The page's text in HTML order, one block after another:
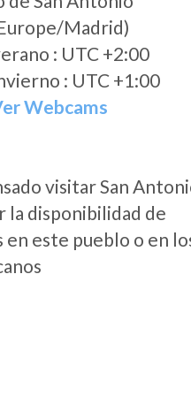
Madrid)
: UTC +2:00
: UTC +1:00
Webcams
visitar San
la disponibilidad de
en este pueblo o en